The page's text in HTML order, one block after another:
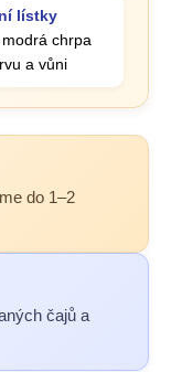
lístky
chrpa
a vůni
do 1–2
čajů a